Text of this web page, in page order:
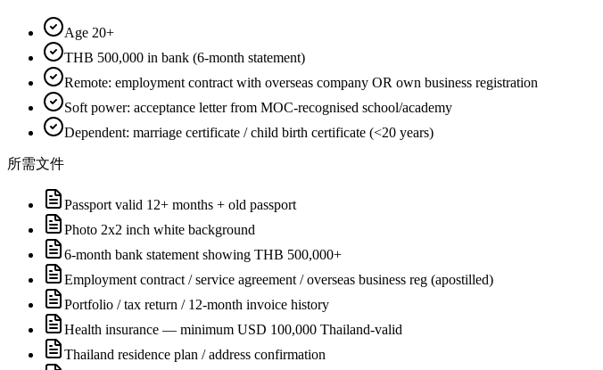
Age 20+
THB 500,000 in bank (6-month statement)
Remote: employment contract with overseas company OR own business registration
Soft power: acceptance letter from MOC-recognised school/academy
Dependent: marriage certificate / child birth certificate (<20 years)
所需文件
Passport valid 12+ months + old passport
Photo 2x2 inch white background
6-month bank statement showing THB 500,000+
Employment contract / service agreement / overseas business reg (apostilled)
Portfolio / tax return / 12-month invoice history
Health insurance — minimum USD 100,000 Thailand-valid
Thailand residence plan / address confirmation